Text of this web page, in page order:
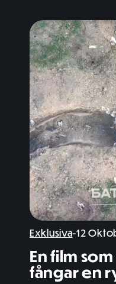
Exklusiva-12
En film
fångar en